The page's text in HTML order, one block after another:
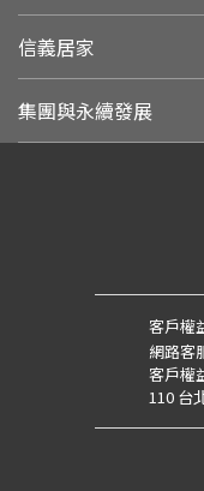
信義居家
集團與永續發展
客戶權
網路客
客戶權
110 台